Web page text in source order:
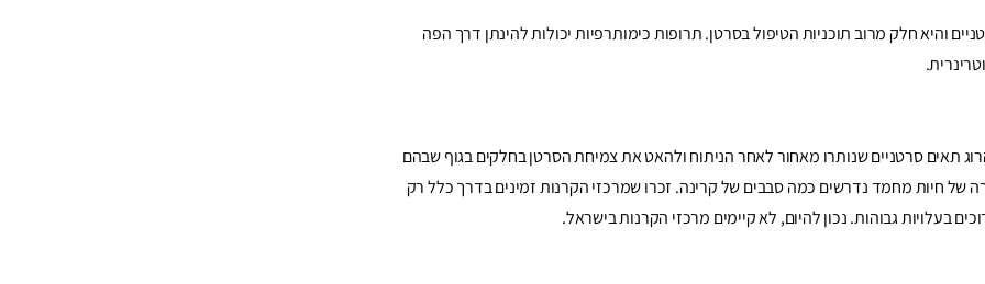
והיא חלק מרוב תוכניות הטיפול בסרטן. תרופות כימותרפיות יכולות להינתן דרך הפה
תאים סרטניים שנותרו מאחור לאחר הניתוח ולהאט את צמיחת הסרטן בחלקים בגוף שבהם
של חיות מחמד נדרשים כמה סבבים של קרינה. זכרו שמרכזי הקרנות זמינים בדרך כלל רק
בעלויות גבוהות. נכון להיום, לא קיימים מרכזי הקרנות בישראל.